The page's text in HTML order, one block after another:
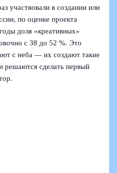
участвовали в создании или
по оценке проекта
доля «креативных»
с 38 до 52 %. Это
с неба — их создают такие
решаются сделать первый